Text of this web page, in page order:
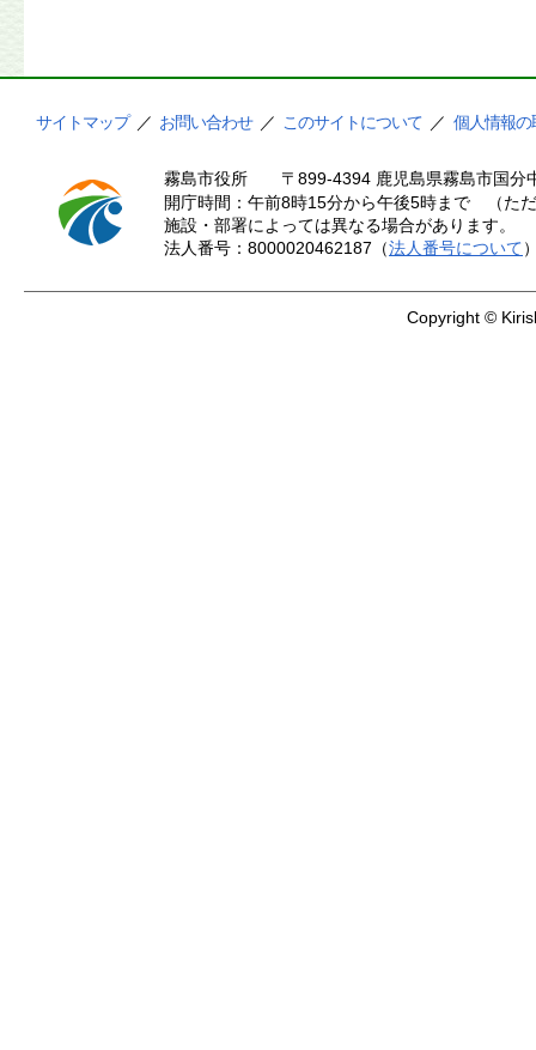
サイトマップ ／ お問い合わせ ／ このサイトについて ／ 個人情報の
霧島市役所
〒899-4394 鹿児島県霧島市国
開庁時間：午前8時15分から午後5時まで （た
施設・部署によっては異なる場合があります。
法人番号：8000020462187（法人番号について
Copyright ©